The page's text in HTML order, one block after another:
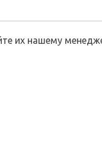
их нашему